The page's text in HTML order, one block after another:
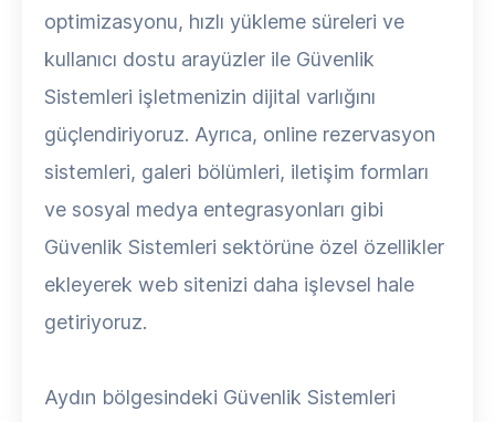
optimizasyonu, hızlı yükleme süreleri ve
kullanıcı dostu arayüzler ile Güvenlik
Sistemleri işletmenizin dijital varlığını
güçlendiriyoruz. Ayrıca, online rezervasyon
sistemleri, galeri bölümleri, iletişim formları
ve sosyal medya entegrasyonları gibi
Güvenlik Sistemleri sektörüne özel özellikler
ekleyerek web sitenizi daha işlevsel hale
getiriyoruz.
Aydın bölgesindeki Güvenlik Sistemleri